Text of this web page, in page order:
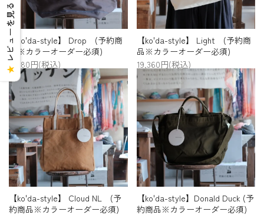
【ko'da-style】 Drop (予約商
品※カラーオーダー必須)
21,780円(税込)
【ko'da-style】 Light (予約商
品※カラーオーダー必須)
19,360円(税込)
【ko'da-style】 Cloud NL (予
約商品※カラーオーダー必須)
【ko'da-style】Donald Duck (予
約商品※カラーオーダー必須)
★
レビューを見る